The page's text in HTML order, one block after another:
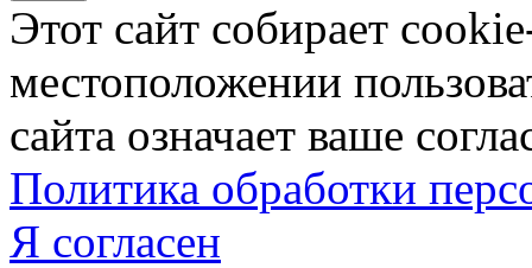
Этот сайт собирает
местоположении
сайта означает ваше
Политика обработки
Я согласен